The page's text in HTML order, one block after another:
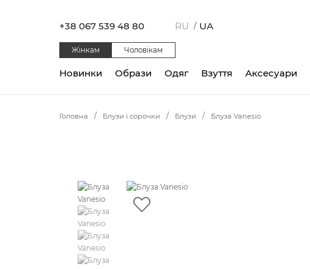
+38 067 539 48 80 RU / UA
Жінкам Чоловікам
Одяг Взуття Аксесуари
Новинки Образи
Головна Блузи і сорочки Блузи Блуза Vanesio